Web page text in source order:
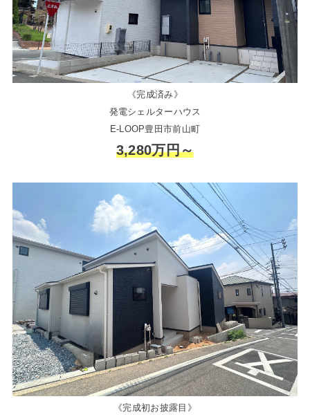
《完成済み》
発電シェルターハウス
E-LOOP豊田市前山町
3,280万円～
《完成初お披露目》